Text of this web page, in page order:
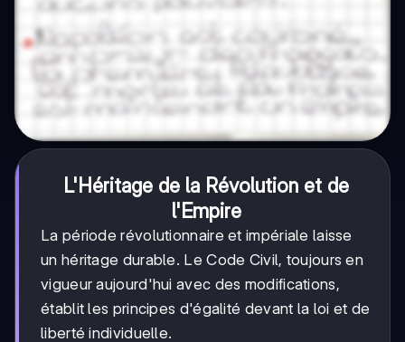
L'Héritage de la Révolution et de
l'Empire
La période révolutionnaire et impériale laisse
un héritage durable. Le Code Civil, toujours en
vigueur aujourd'hui avec des modifications,
établit les principes d'égalité devant la loi et de
liberté individuelle.